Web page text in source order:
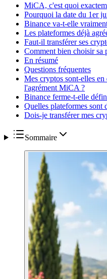
MiCA, c'est quoi
Pourquoi la date du 1er
Binance va-t-elle
Les plateformes déjà
Faut-il transférer ses
Comment bien choisir sa
En résumé
Questions fréquentes
Mes cryptos sont-elles
l'agrément MiCA ?
Binance ferme-t-elle
Quelles plateformes sont
Dois-je transférer mes
Sommaire